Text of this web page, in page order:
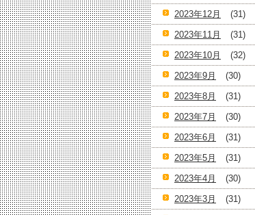
2023年12月
(31)
2023年11月
(31)
2023年10月
(32)
2023年9月
(30)
2023年8月
(31)
2023年7月
(30)
2023年6月
(31)
2023年5月
(31)
2023年4月
(30)
2023年3月
(31)